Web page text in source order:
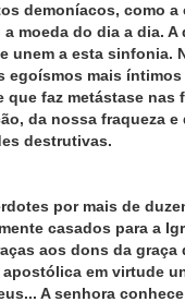
demoníacos, como
moeda do dia a dia. A
unem a esta sinfonia.
egoísmos mais
faz metástase nas
da nossa fraqueza e
destrutivas.
por mais de
casados para a
aos dons da graça
em virtude
A senhora